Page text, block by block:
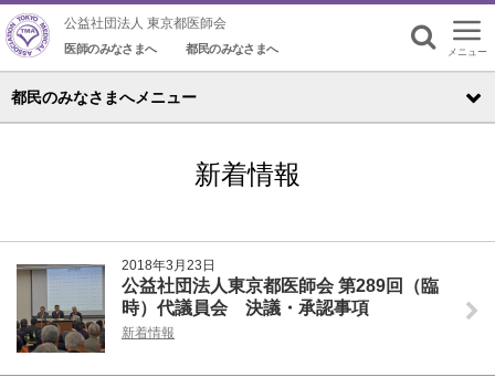
公益社団法人 東京都医師会
医師のみなさまへ 都民のみなさまへ メニュー
検索
都民のみなさまへメニュー
新着情報
2018年3月23日
公益社団法人東京都医師会 第289回（臨
時）代議員会 決議・承認事項
新着情報